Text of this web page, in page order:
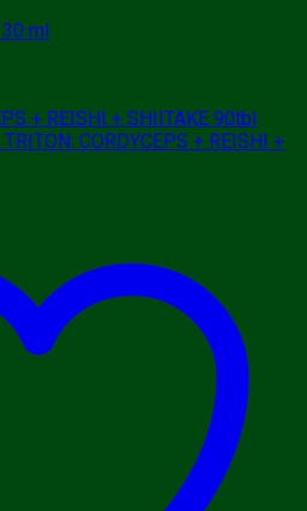
ml